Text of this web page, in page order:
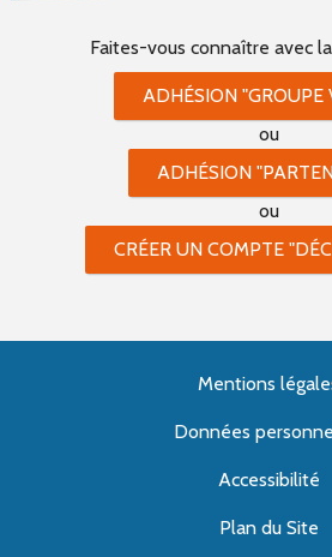
Faites-vous connaître avec
ADHÉSION "GROUPE
ou
ADHÉSION
ou
CRÉER UN COMPTE
Mentions
Données
Accessibilité
Plan du Site